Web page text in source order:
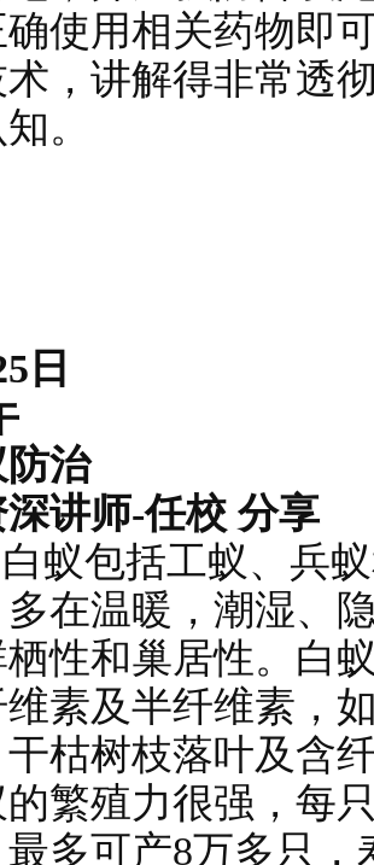
着广泛的影响和危
传播媒介，其中包
丝虫病等。蚊子可
从而引起疾病的传
和疼痛，影响人的
蚊子叮咬会干扰人
子的密度防治，
污水、垃圾、杂草
正确配比药物针
沈老师才华横溢，
备受学员青睐。